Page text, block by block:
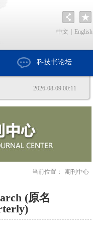
中文 English
科技书论坛
2026-08-09 00:11
当前位置： 期刊中心
(原名